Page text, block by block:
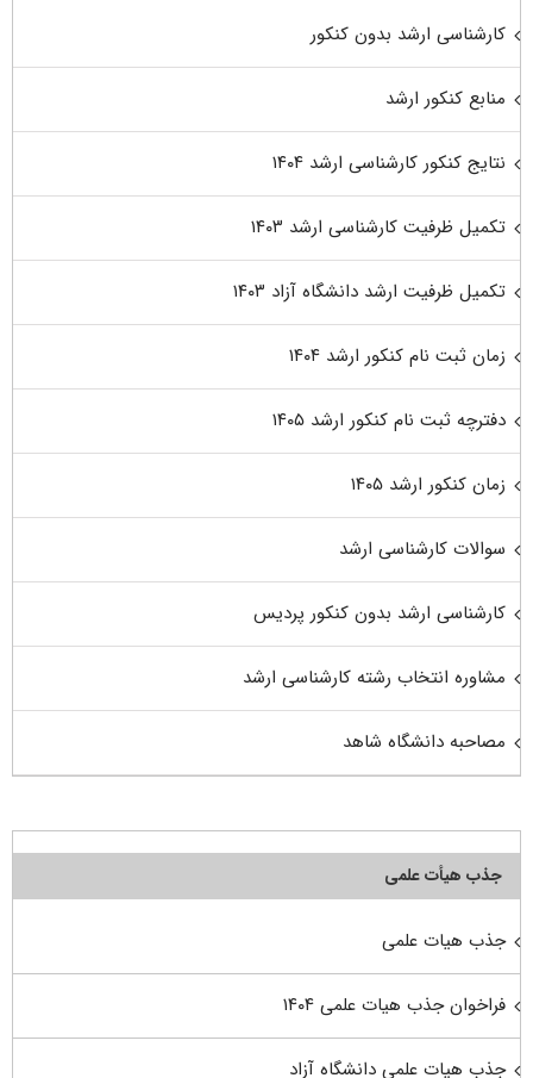
کارشناسی ارشد بدون کنکور
منابع کنکور ارشد
نتایج کنکور کارشناسی ارشد ۱۴۰۴
تکمیل ظرفیت کارشناسی ارشد ۱۴۰۳
تکمیل ظرفیت ارشد دانشگاه آزاد ۱۴۰۳
زمان ثبت نام کنکور ارشد ۱۴۰۴
دفترچه ثبت نام کنکور ارشد ۱۴۰۵
زمان کنکور ارشد ۱۴۰۵
سوالات کارشناسی ارشد
کارشناسی ارشد بدون کنکور پردیس
مشاوره انتخاب رشته کارشناسی ارشد
مصاحبه دانشگاه شاهد
جذب هیأت علمی
جذب هیات علمی
فراخوان جذب هیات علمی ۱۴۰۴
جذب هیات علمی دانشگاه آزاد